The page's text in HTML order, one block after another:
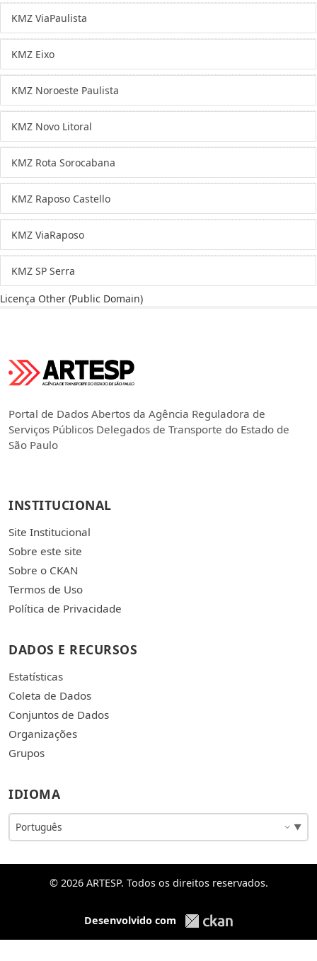
KMZ ViaPaulista
KMZ Eixo
KMZ Noroeste Paulista
KMZ Novo Litoral
KMZ Rota Sorocabana
KMZ Raposo Castello
KMZ ViaRaposo
KMZ SP Serra
Licença Other (Public Domain)
Portal de Dados Abertos da Agência Reguladora de
Serviços Públicos Delegados de Transporte do Estado de
São Paulo
INSTITUCIONAL
Site Institucional
Sobre este site
Sobre o CKAN
Termos de Uso
Política de Privacidade
DADOS E RECURSOS
Estatísticas
Coleta de Dados
Conjuntos de Dados
Organizações
Grupos
IDIOMA
© 2026 ARTESP. Todos os direitos reservados.
Desenvolvido com